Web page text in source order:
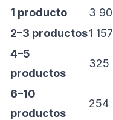
1 producto
3
2–3 productos1 157
4–5
productos
325
6–10
productos
254